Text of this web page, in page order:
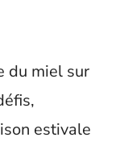
du miel sur
estivale